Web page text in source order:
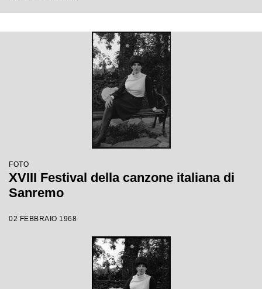
FOTO
XVIII Festival della canzone italiana di
Sanremo
02 FEBBRAIO 1968